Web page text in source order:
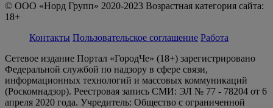
© ООО «Норд Групп» 2020-2023 Возрастная категория сайта:
18+
Контакты Пользовательское соглашение Работа
Сетевое издание Портал «ГородЧе» (18+) зарегистрировано
Федеральной службой по надзору в сфере связи,
информационных технологий и массовых коммуникаций
(Роскомнадзор). Реестровая запись СМИ: ЭЛ № 77 - 78204 от 6
апреля 2020 года. Учредитель: Общество с ограниченной